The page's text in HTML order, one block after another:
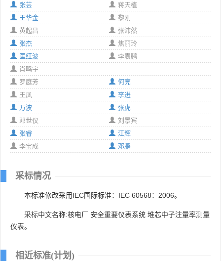
张芸
蒋天植
王华金
黎刚
黄起昌
张沛然
张杰
焦丽玲
匡红波
李袁鹏
肖鸣宇
罗庭芳
何亮
王凤
李进
万波
张虎
邓世仪
刘景宾
张睿
江辉
李宝成
邓鹏
采标情况
本标准修改采用IEC国际标准：IEC 60568：2006。
采标中文名称:核电厂 安全重要仪表系统 堆芯中子注量率测量
仪表。
相近标准(计划)